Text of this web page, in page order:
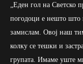
„Еден гол на Светско
погодоци е нешто што
замислам. Овој наш
колку се тешки и
групата. Имаме уште